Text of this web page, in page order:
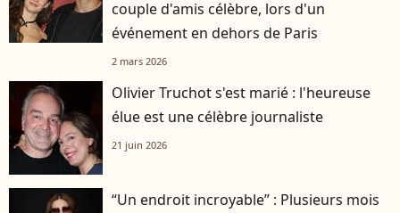
couple d'amis célèbre, lors d'un
événement en dehors de Paris
2 mars 2026
Olivier Truchot s'est marié : l'heureuse
élue est une célèbre journaliste
21 juin 2026
“Un endroit incroyable” : Plusieurs mois